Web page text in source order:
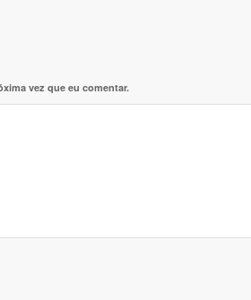
vez que eu comentar.